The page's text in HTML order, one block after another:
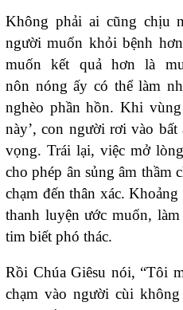
Không phải ai cũng chịu
người muốn khỏi bệnh
muốn kết quả hơn là
nôn nóng ấy có thể làm
nghèo phần hồn. Khi
này’, con người rơi vào
vọng. Trái lại, việc mở
cho phép ân sủng âm thầm
chạm đến thân xác.
thanh luyện ước muốn,
tim biết phó thác.
Rồi Chúa Giêsu nói, “Tôi
chạm vào người cùi